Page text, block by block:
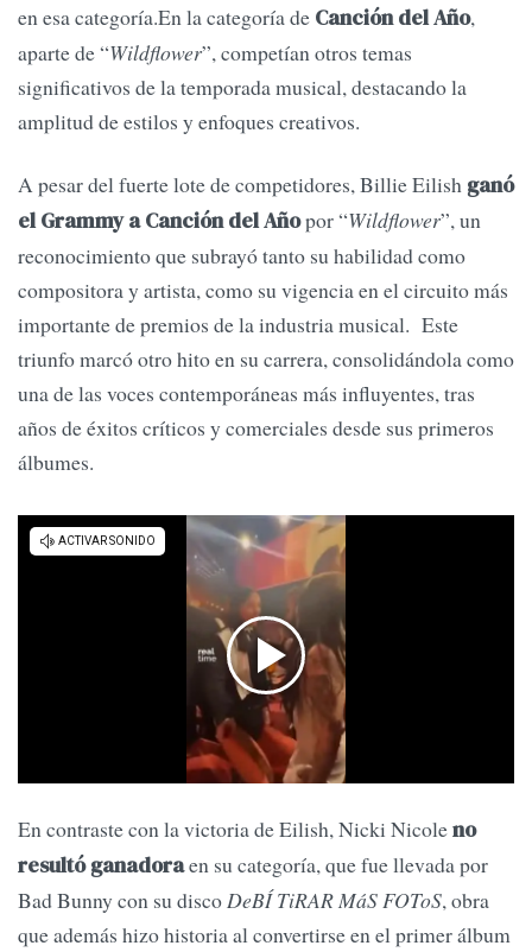
en esa categoría.En la categoría de Canción del Año,
aparte de “Wildflower”, competían otros temas
significativos de la temporada musical, destacando la
amplitud de estilos y enfoques creativos.
A pesar del fuerte lote de competidores, Billie Eilish ganó
el Grammy a Canción del Añopor “Wildflower”, un
reconocimiento que subrayó tanto su habilidad como
compositora y artista, como su vigencia en el circuito más
importante de premios de la industria musical. Este
triunfo marcó otro hito en su carrera, consolidándola como
una de las voces contemporáneas más influyentes, tras
años de éxitos críticos y comerciales desde sus primeros
álbumes.
En contraste con la victoria de Eilish, Nicki Nicoleno
resultó ganadoraen su categoría, que fue llevada por
Bad Bunny con su disco DeBÍ TiRAR MáS FOToS, obra
que además hizo historia al convertirse en el primer álbum